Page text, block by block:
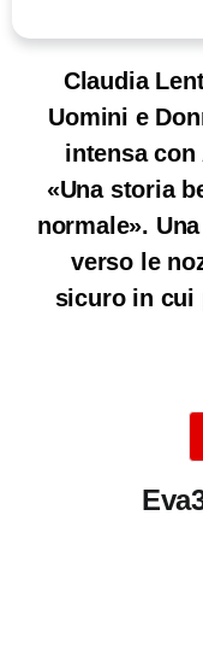
Claudia
Uomini e
intensa con
«Una storia
normale».
verso le
sicuro in cui